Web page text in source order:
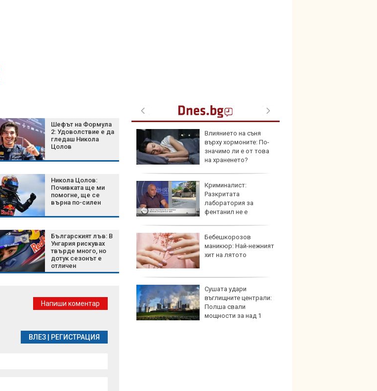
Шефът на Формула
2: Удоволствие е да
гледаш Никола
Цолов
Никола Цолов:
Почивката ще ми
помогне, ще се
върна по-силен
Българският лъв: В
Унгария рискувах
твърде много, но
дотук сезонът е
отличен
4 китайски зодии, за
които всичко ще
започне да се нарежда
на 8 август
Топ 10 на най-добрите
"дубликати" на
пренаселените
Филип Гунев: Смяната
на директори в МВР не
е реформа, а порочна
практика
задушени миди
Влиянието на съня
върху хормоните: По-
значимо ли е от това
на храненето?
Криминалист:
Разкритата
лаборатория за
фентанил не е
Бебешкорозов
маникюр: Най-нежният
хит на лятото
Сушата удари
въглищните централи:
Полша свали
мощности за над 1
Напиши коментар
ВЛЕЗ РЕГИСТРАЦИЯ